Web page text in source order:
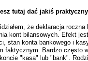
tutaj dać jakiś
że deklaracja roczna
kont bilansowych. Efekt
stan konta bankowego i
faktycznym. Bardzo często
"kasa" lub "bank".